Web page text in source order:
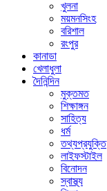
খুলনা
ময়মনসিংহ
বরিশাল
রংপুর
কানাডা
খেলাধুলা
দৈনিন্দিন
মুক্তমত
শিক্ষাঙ্গন
সাহিত্য
ধর্ম
তথ্যপ্রযুক্তি
লাইফস্টাইল
বিনোদন
স্বাস্থ্য